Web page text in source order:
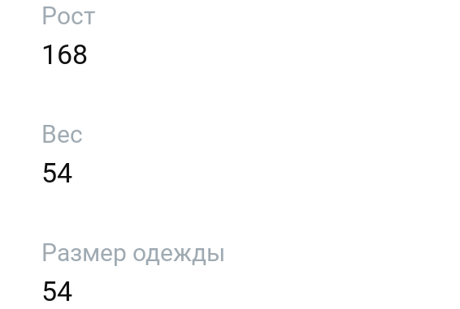
Рост
168
Вес
54
Размер одежды
54